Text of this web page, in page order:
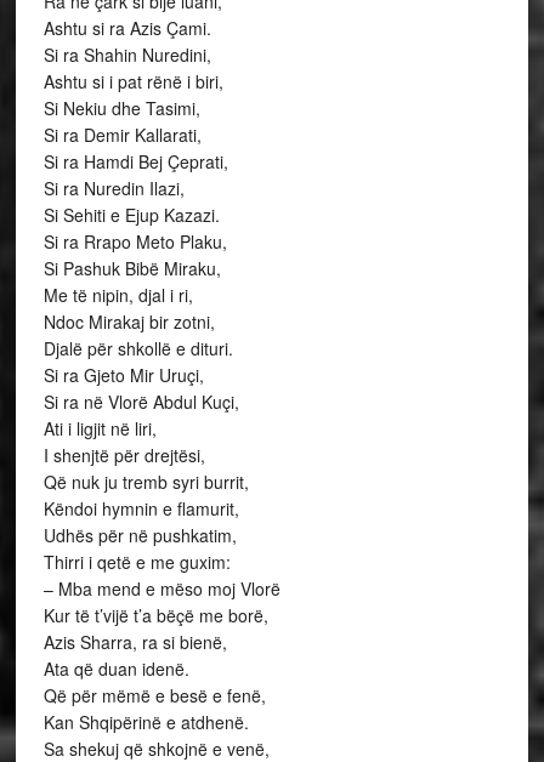
Ashtu si ra Azis Çami.
Si ra Shahin Nuredini,
Ashtu si i pat rënë i biri,
Si Nekiu dhe Tasimi,
Si ra Demir Kallarati,
Si ra Hamdi Bej Çeprati,
Si ra Nuredin Ilazi,
Si Sehiti e Ejup Kazazi.
Si ra Rrapo Meto Plaku,
Si Pashuk Bibë Miraku,
Me të nipin, djal i ri,
Ndoc Mirakaj bir zotni,
Djalë për shkollë e dituri.
Si ra Gjeto Mir Uruçi,
Si ra në Vlorë Abdul Kuçi,
Ati i ligjit në liri,
I shenjtë për drejtësi,
Që nuk ju tremb syri burrit,
Këndoi hymnin e flamurit,
Udhës për në pushkatim,
Thirri i qetë e me guxim:
– Mba mend e mëso moj Vlorë
Kur të t’vijë t’a bëçë me borë,
Azis Sharra, ra si bienë,
Ata që duan idenë.
Që për mëmë e besë e fenë,
Kan Shqipërinë e atdhenë.
Sa shekuj që shkojnë e venë,